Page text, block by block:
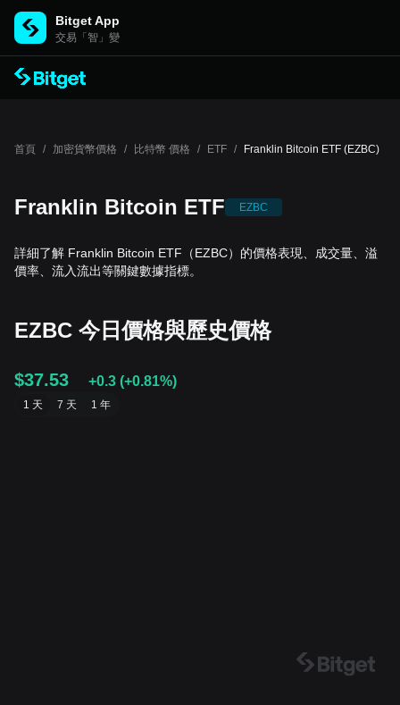
Bitget App
交易「智」變
首頁 / 加密貨幣價格 / 比特幣 價格 / ETF / Franklin Bitcoin ETF (EZBC)
Franklin Bitcoin ETF EZBC
詳細了解 Franklin Bitcoin ETF（EZBC）的價格表現、成交量、溢
價率、流入流出等關鍵數據指標。
EZBC 今日價格與歷史價格
$37.53 +0.3 (+0.81%)
1 天 7 天 1 年